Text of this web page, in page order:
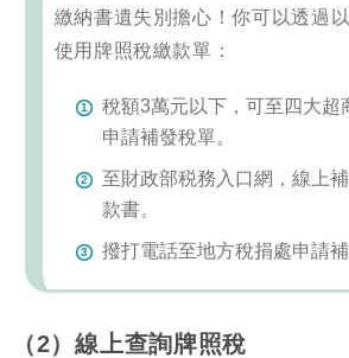
繳納書遺失別擔心！你可以透過
使用牌照稅繳款單：
稅額3萬元以下，可至四大超
申請補發稅單。
至財政部税務入口網，線上
款書。
撥打電話至地方稅捐處申請補
（2）線上查詢牌照稅